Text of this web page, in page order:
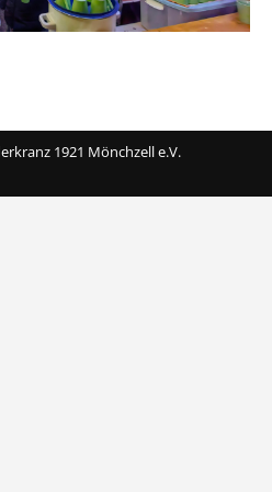
1921 Mönchzell e.V.